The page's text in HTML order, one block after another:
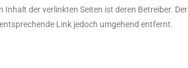
der verlinkten Seiten ist deren Betreiber. Der
Link jedoch umgehend entfernt.